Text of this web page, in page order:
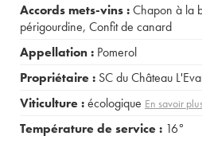
Accords mets-vins :Chapon à la
périgourdine, Confit de canard
Appellation : Pomerol
Propriétaire : SC du Château
Viticulture :écologique En savoir
Température de service : 16°